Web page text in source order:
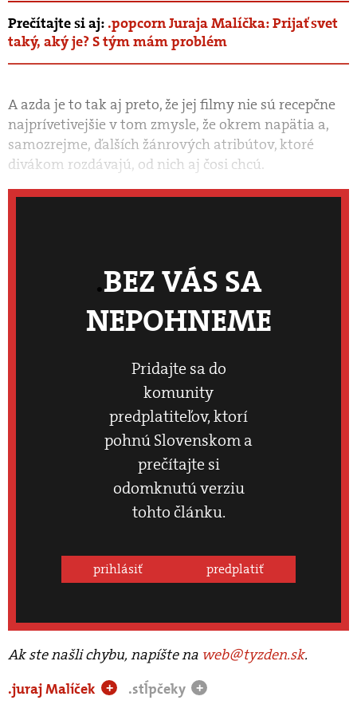
Prečítajte si aj: .popcorn Juraja Malíčka: Prijať svet
taký, aký je? S tým mám problém
A azda je to tak aj preto, že jej filmy nie sú recepčne
najprívetivejšie v tom zmysle, že okrem napätia a,
samozrejme, ďalších žánrových atribútov, ktoré
divákom rozdávajú, od nich aj čosi chcú.
BEZ VÁS SA
NEPOHNEME
Pridajte sa do
komunity
predplatiteľov, ktorí
pohnú Slovenskom a
prečítajte si
odomknutú verziu
tohto článku.
prihlásiť predplatiť
Ak ste našli chybu, napíšte na web@tyzden.sk.
.juraj Malíček
+ .stĺpčeky +